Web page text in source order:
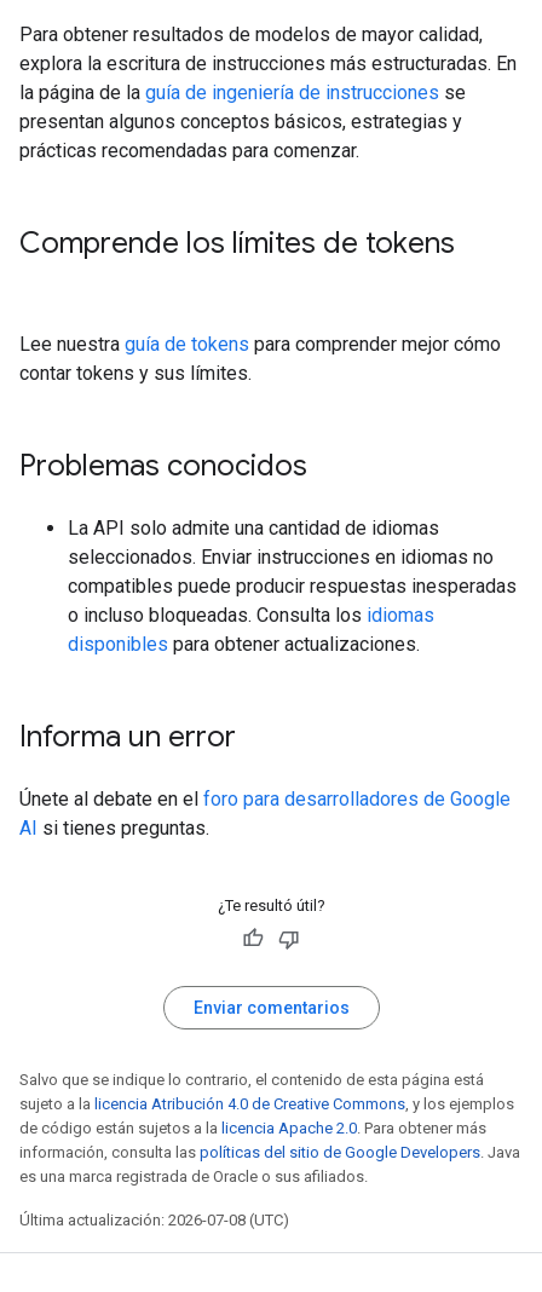
Para obtener resultados de modelos de mayor calidad,
explora la escritura de instrucciones más estructuradas. En
la página de la guía de ingeniería de instrucciones se
presentan algunos conceptos básicos, estrategias y
prácticas recomendadas para comenzar.
Comprende los límites de tokens
Lee nuestra guía de tokens para comprender mejor cómo
contar tokens y sus límites.
Problemas conocidos
La API solo admite una cantidad de idiomas
seleccionados. Enviar instrucciones en idiomas no
compatibles puede producir respuestas inesperadas
o incluso bloqueadas. Consulta los idiomas
disponibles para obtener actualizaciones.
Informa un error
Únete al debate en el foro para desarrolladores de Google
AI si tienes preguntas.
¿Te resultó útil?
Enviar comentarios
Salvo que se indique lo contrario, el contenido de esta página está
sujeto a la licencia Atribución 4.0 de Creative Commons, y los ejemplos
de código están sujetos a la licencia Apache 2.0. Para obtener más
información, consulta las políticas del sitio de Google Developers. Java
es una marca registrada de Oracle o sus afiliados.
Última actualización: 2026-07-08 (UTC)